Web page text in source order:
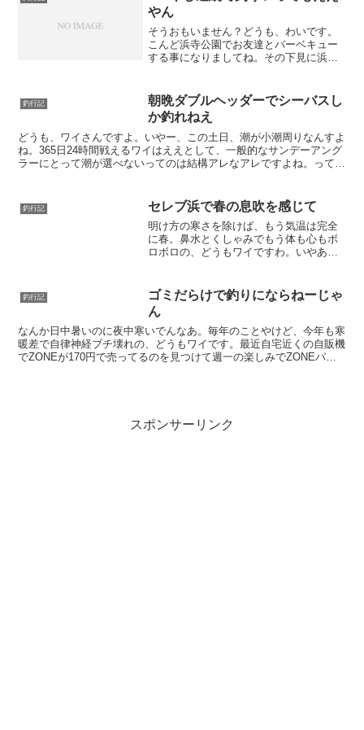
いのだがOLYMPUS D...
やん
そうおもいません？どうも、わいです。
こんど浜寺公園でお友達とバーベキュー
する事になりましてね。その下見に浜寺
ました。この日は大潮後の中潮で、日没
は7時らへんやったかな。...
釣行記
朝晩ダブルヘッダーでシーバスし
か釣れねえ
どうも、ワイさんですよ。いやー、この土日、潮が小潮周りなんすよ
ね。365日24時間戦えるワイはええとして、一般的なサンデーアング
ラーにとって潮が選べないってのは結構アレなアレですよね。ってわ
釣行記 セレブ浜で春の息吹を感じて
明け方の寒さを除けば、もう気温は完全
に春。鼻水とくしゃみでもう体も心もボ
ロボロの、どうもワイですわ。いやあ、
たりしてびびりますわな。さて、春とい
えばのっこみ。チヌゥ、釣...
釣行記
ゴミだらけで釣りにならねーじゃ
ん
なんか日中暑いのに夜中寒いでんなあ。毎年のことやけど、今年も寒
暖差で自律神経ブチ壊れの、どうもワイです。最近自宅近くの自販機
でZONEが170円で売ってるのを見つけて週一の楽しみでZONEパー
スポンサーリンク